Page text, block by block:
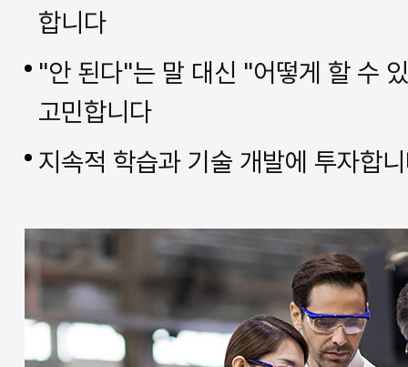
합니다
"안 된다"는 말 대신 "어떻게 할 수
고민합니다
지속적 학습과 기술 개발에 투자합